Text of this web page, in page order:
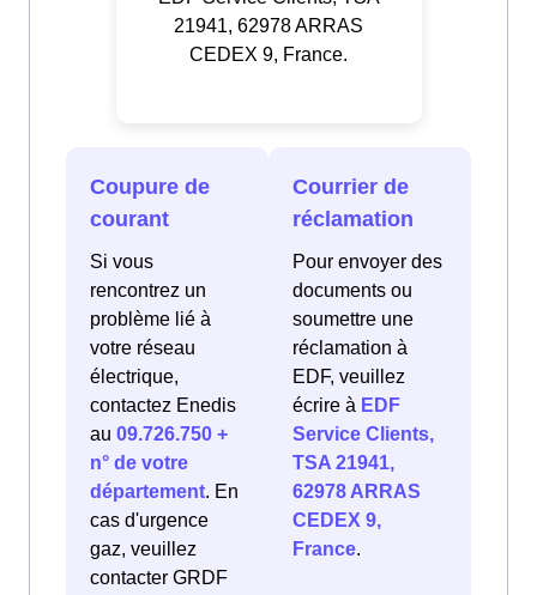
21941, 62978 ARRAS
CEDEX 9, France.
Coupure de
courant
Si vous
rencontrez un
problème lié à
votre réseau
électrique,
contactez Enedis
au 09.726.750 +
n° de votre
département. En
cas d'urgence
gaz, veuillez
contacter GRDF
Courrier de
réclamation
Pour envoyer des
documents ou
soumettre une
réclamation à
EDF, veuillez
écrire à EDF
Service Clients,
TSA 21941,
62978 ARRAS
CEDEX 9,
France.